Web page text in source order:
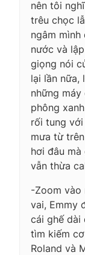
nên tôi
trêu chọc
ngâm
nước và
giọng nói
lại lần nữa,
những
phông
rối tung
mưa từ
hơi đâu
vẫn thừa
-Zoom vào
vai, Emmy
cái ghế dài
tìm kiếm
Roland và